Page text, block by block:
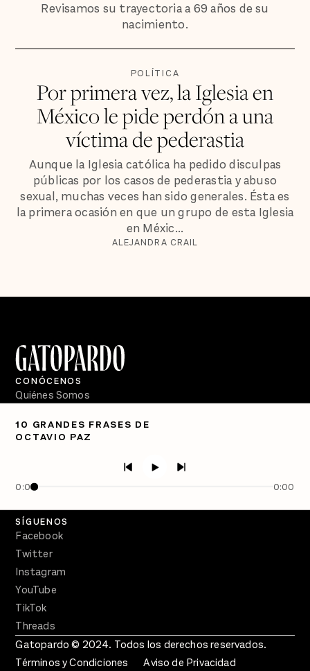
Revisamos su trayectoria a 69 años de su
nacimiento.
POLÍTICA
Por primera vez, la Iglesia en
México le pide perdón a una
víctima de pederastia
Aunque la Iglesia católica ha pedido disculpas
públicas por los casos de pederastia y abuso
sexual, muchas veces han sido generales. Ésta es
la primera ocasión en que un grupo de esta Iglesia
en Méxic...
ALEJANDRA CRAIL
10 GRANDES FRASES DE
OCTAVIO PAZ
0:00 0:00
CONÓCENOS
Quiénes Somos
PÓDCASTS
Crecer en Distopía
SÍGUENOS
Facebook
Twitter
Instagram
YouTube
TikTok
Threads
Gatopardo © 2024. Todos los derechos reservados.
Términos y Condiciones
Aviso de Privacidad